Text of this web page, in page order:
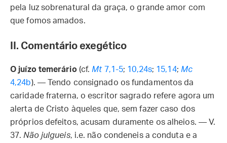
pela luz sobrenatural da graça, o grande amor com
que fomos amados.
II. Comentário exegético
O juízo temerário(cf. Mt7,1-5; 10,24s; 15,14; Mc
4,24b). — Tendo consignado os fundamentos da
caridade fraterna, o escritor sagrado refere agora um
alerta de Cristo àqueles que, sem fazer caso dos
próprios defeitos, acusam duramente os alheios. — V.
37. Não julgueis, i.e. não condeneis a conduta e a